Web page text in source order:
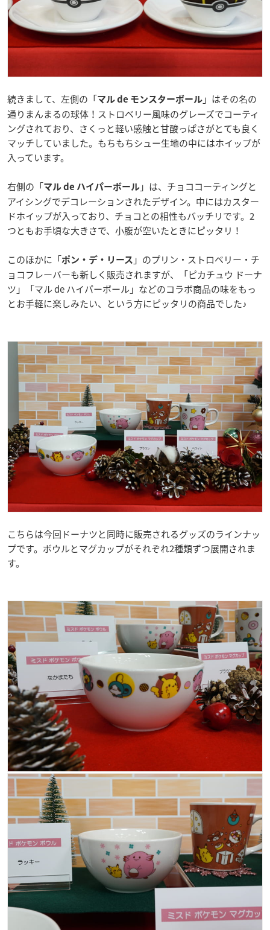
続きまして、左側の「マル de モンスターボール 」はその名の
通りまんまるの球体！ストロベリー風味のグレーズでコーティ
ングされており、さくっと軽い感触と甘酸っぱさがとても良く
マッチしていました。もちもちシュー生地の中にはホイップが
入っています。
右側の「マル de ハイパーボール 」は、チョココーティングと
アイシングでデコレーションされたデザイン。中にはカスター
ドホイップが入っており、チョコとの相性もバッチリです。2
つともお手頃な大きさで、小腹が空いたときにピッタリ！
このほかに「ポン・デ・リース 」のプリン・ストロベリー・チ
ョコフレーバーも新しく販売されますが、「ピカチュウ ドーナ
ツ」「マル de ハイパーボール」などのコラボ商品の味をもっ
とお手軽に楽しみたい、という方にピッタリの商品でした♪
こちらは今回ドーナツと同時に販売されるグッズのラインナッ
プです。ボウルとマグカップがそれぞれ2種類ずつ展開されま
す。